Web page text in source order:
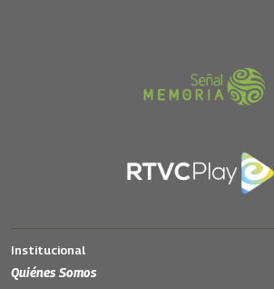
Institucional
Quiénes Somos